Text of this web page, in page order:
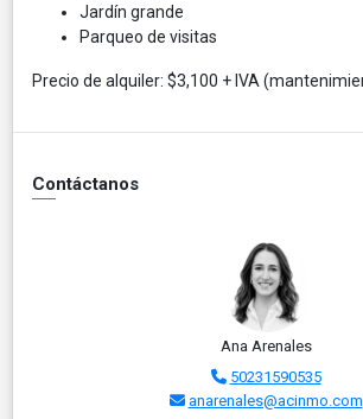
Jardín grande
Parqueo de visitas
Precio de alquiler: $3,100 + IVA
Contáctanos
Ana Arenales
50231590535
anarenales@acinmo.com